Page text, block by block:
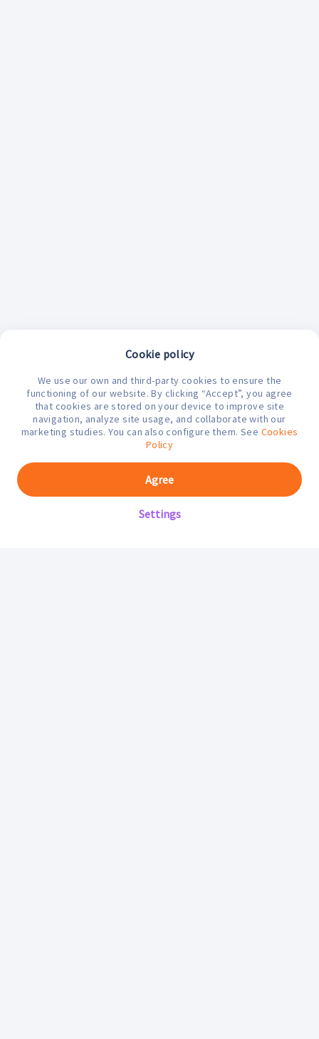
¿En qué podemos ayudarte hoy?
Cookie policy
We use our own and third-party cookies to ensure the
functioning of our website. By clicking “Accept”, you agree
that cookies are stored on your device to improve site
navigation, analyze site usage, and collaborate with our
marketing studies. You can also configure them. See Cookies
Policy
Settings
Agree